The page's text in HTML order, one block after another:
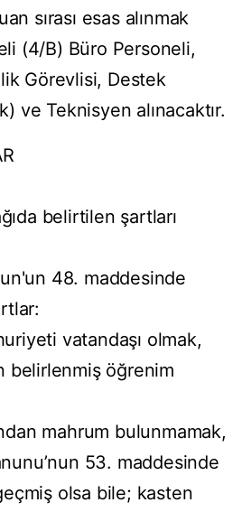
sırası esas alınmak
(4/B) Büro Personeli,
Görevlisi, Destek
ve Teknisyen alınacaktır.
belirtilen şartları
48. maddesinde
vatandaşı olmak,
öğrenim
mahrum bulunmamak,
53. maddesinde
olsa bile; kasten